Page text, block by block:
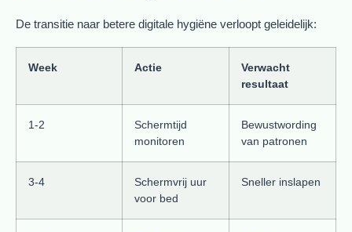
De transitie naar betere digitale hygiëne verloopt geleidelijk:
Week Actie
Verwacht
resultaat
1-2
Schermtijd
monitoren
Bewustwording
van patronen
3-4
Schermvrij uur
voor bed
Sneller inslapen